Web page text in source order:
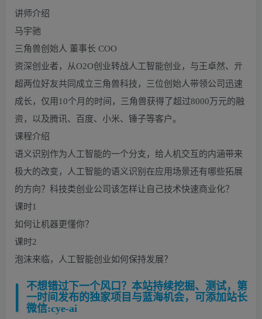
讲师介绍
马宇驰
三角兽创始人 董事长 COO
资深创业者，从O2O创业转战人工智能创业，与王卓然、亓
超两位好友共同成立三角兽科技，三位创始人带领公司迅速
成长，仅用10个月的时间，三角兽获得了超过8000万元的融
资，以及腾讯、百度、小米、锤子等客户。
课程介绍
语义识别作为人工智能的一个分支，给人机交互的内涵带来
极大的改变，人工智能的语义识别在应用场景还有哪些拓展
的方向？科技类创业公司该怎样让自己技术快速商业化？
课时1
如何让机器更懂你？
课时2
泡沫来临，人工智能创业如何保持发展？
不想错过下一个风口？本站持续挖掘、测试，第
一时间发布的独家项目与蓝海机会，可添加站长
微信:cye-ai